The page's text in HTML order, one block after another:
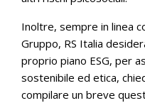
Inoltre, sempre in linea
Gruppo, RS Italia
proprio piano ESG, per
sostenibile ed etica,
compilare un breve